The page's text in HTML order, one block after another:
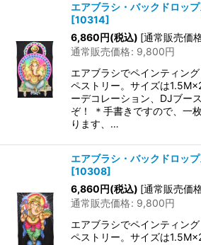
エアブラシ・バックドロッ
[10314]
6,860円(税込) [通常販売価
通常販売価格: 9,800円
エアブラシでペインティン
ペストリー。サイズは
ーデコレーション、DJブー
ぞ！ ＊手書きですので、一
ります、…
エアブラシ・バックドロッ
[10308]
6,860円(税込) [通常販売価
通常販売価格: 9,800円
エアブラシでペインティン
ペストリー。サイズは